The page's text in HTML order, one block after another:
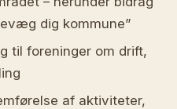
dig kommune”
til foreninger om drift,
af aktiviteter,